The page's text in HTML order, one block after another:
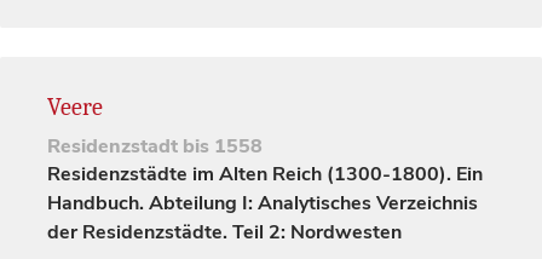
Veere
Residenzstadt bis 1558
Residenzstädte im Alten Reich (1300-1800). Ein
Handbuch. Abteilung I: Analytisches Verzeichnis
der Residenzstädte. Teil 2: Nordwesten